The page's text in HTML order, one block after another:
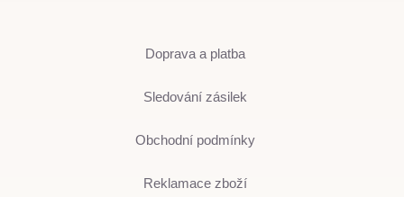
Doprava a platba
Sledování zásilek
Obchodní podmínky
Reklamace zboží